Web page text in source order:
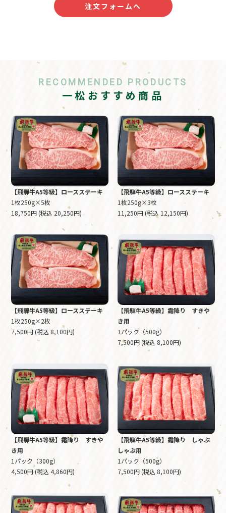
注文フォームへ
RECOMMENDED PRODUCTS
一松おすすめ商品
【飛騨牛A5等級】ロースステーキ
1枚250g×5枚
18,750円 (税込 20,250円)
【飛騨牛A5等級】ロースステーキ
1枚250g×3枚
11,250円 (税込 12,150円)
【飛騨牛A5等級】ロースステーキ
1枚250g×2枚
7,500円 (税込 8,100円)
【飛騨牛A5等級】霜降り すきや
き用
1パック（500g）
7,500円 (税込 8,100円)
【飛騨牛A5等級】霜降り すきや
き用
1パック（300g）
4,500円 (税込 4,860円)
【飛騨牛A5等級】霜降り しゃぶ
しゃぶ用
1パック（500g）
7,500円 (税込 8,100円)